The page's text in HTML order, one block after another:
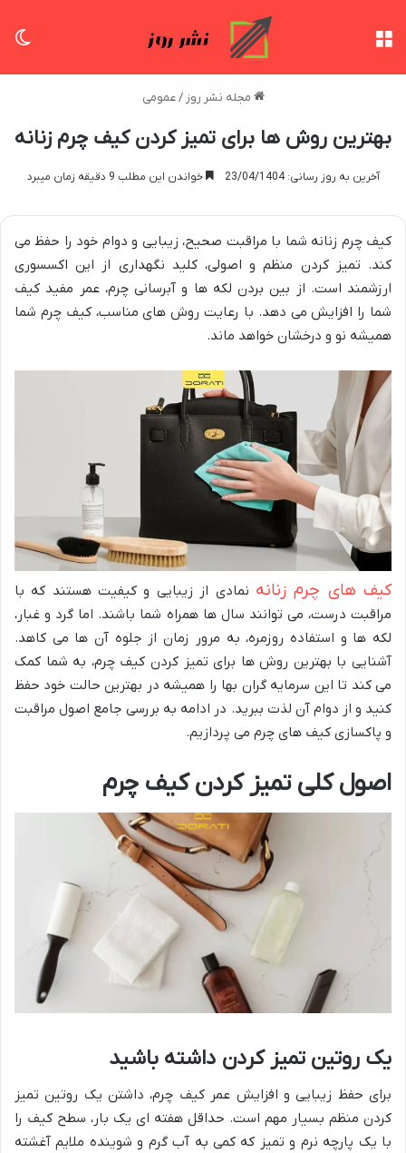
مجله نشر روز / عمومی
بهترین روش ها برای تمیز کردن کیف چرم زنانه
آخرین به روز رسانی: 23/04/1404 خواندن این مطلب 9 دقیقه زمان میبرد
کیف چرم زنانه شما با مراقبت صحیح، زیبایی و دوام خود را حفظ می
کند. تمیز کردن منظم و اصولی، کلید نگهداری از این اکسسوری
ارزشمند است. از بین بردن لکه ها و آبرسانی چرم، عمر مفید کیف
شما را افزایش می دهد. با رعایت روش های مناسب، کیف چرم شما
همیشه نو و درخشان خواهد ماند.
کیف های چرم زنانه نمادی از زیبایی و کیفیت هستند که با
مراقبت درست، می توانند سال ها همراه شما باشند. اما گرد و غبار،
لکه ها و استفاده روزمره، به مرور زمان از جلوه آن ها می کاهد.
آشنایی با بهترین روش ها برای تمیز کردن کیف چرم، به شما کمک
می کند تا این سرمایه گران بها را همیشه در بهترین حالت خود حفظ
کنید و از دوام آن لذت ببرید. در ادامه به بررسی جامع اصول مراقبت
و پاکسازی کیف های چرم می پردازیم.
اصول کلی تمیز کردن کیف چرم
یک روتین تمیز کردن داشته باشید
برای حفظ زیبایی و افزایش عمر کیف چرم، داشتن یک روتین تمیز
کردن منظم بسیار مهم است. حداقل هفته ای یک بار، سطح کیف را
با یک پارچه نرم و تمیز که کمی به آب گرم و شوینده ملایم آغشته